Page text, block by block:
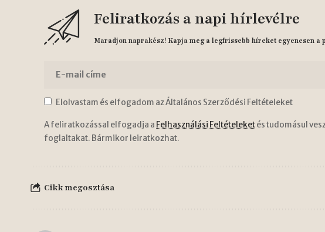
Feliratkozás a napi hírlevélre
Maradjon naprakész! Kapja meg a legfrissebb híreket egyenesen a
Elolvastam és elfogadom az Általános Szerződési Feltételeket
A feliratkozással elfogadja a Felhasználási Feltételeketés tudomásul
foglaltakat. Bármikor leiratkozhat.
Cikk megosztása